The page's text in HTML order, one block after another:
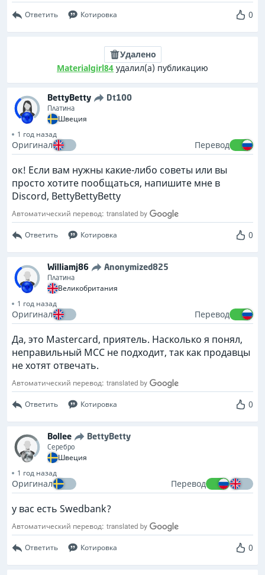
Ответить Котировка 0
Удалено
Materialgirl84 удалил(а) публикацию
BettyBetty Dt100
Платина
Швеция
1 год назад
Оригинал Перевод
ок! Если вам нужны какие-либо советы или вы
просто хотите пообщаться, напишите мне в
Discord, BettyBettyBetty
Автоматический перевод:
Ответить Котировка 0
Williamj86 Anonymized825
Платина
Великобритания
1 год назад
Оригинал Перевод
Да, это Mastercard, приятель. Насколько я понял,
неправильный MCC не подходит, так как продавцы
не хотят отвечать.
Автоматический перевод:
Ответить Котировка 0
Bollee BettyBetty
Серебро
Швеция
1 год назад
Оригинал Перевод
у вас есть Swedbank?
Автоматический перевод:
Ответить Котировка 0